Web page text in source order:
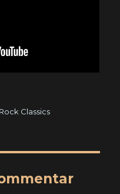
Kategorien
Rock Classics